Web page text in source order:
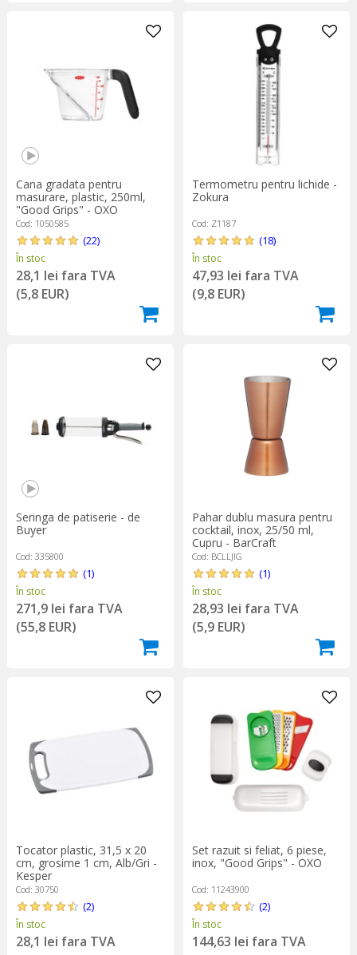
Cana gradata pentru
masurare, plastic, 250ml,
"Good Grips" - OXO
Cod: 1050585
(22)
În stoc
28,1 lei fara TVA
(5,8 EUR)
Termometru pentru lichide -
Zokura
Cod: Z1187
(18)
În stoc
47,93 lei fara TVA
(9,8 EUR)
Seringa de patiserie - de
Buyer
Cod: 335800
(1)
În stoc
271,9 lei fara TVA
(55,8 EUR)
Pahar dublu masura pentru
cocktail, inox, 25/50 ml,
Cupru - BarCraft
Cod: BCLLJIG
(1)
În stoc
28,93 lei fara TVA
(5,9 EUR)
Tocator plastic, 31,5 x 20
cm, grosime 1 cm, Alb/Gri -
Kesper
Cod: 30750
(2)
În stoc
28,1 lei fara TVA
Set razuit si feliat, 6 piese,
inox, "Good Grips" - OXO
Cod: 11243900
(2)
În stoc
144,63 lei fara TVA